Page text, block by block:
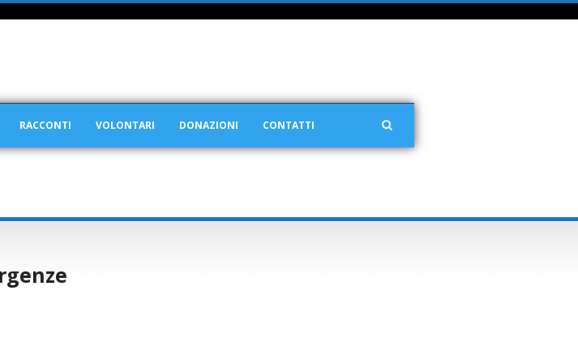
RACCONTI VOLONTARI DONAZIONI CONTATTI